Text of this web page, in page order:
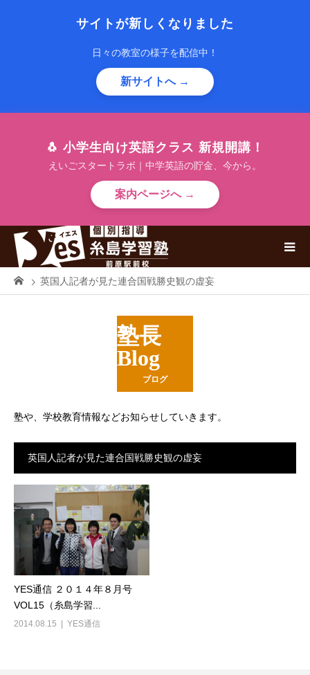
サイトが新しくなりました
日々の教室の様子を配信中！
新サイトへ →
🐧 小学生向け英語クラス 新規開講！
えいごスタートラボ｜中学英語の貯金、今から。
案内ページへ →
英国人記者が見た連合国戦勝史観の虚妄
塾長
Blog
ブログ
塾や、学校教育情報などお知らせしていきます。
英国人記者が見た連合国戦勝史観の虚妄
YES通信 ２０１４年８月号
VOL15（糸島学習...
2014.08.15 YES通信